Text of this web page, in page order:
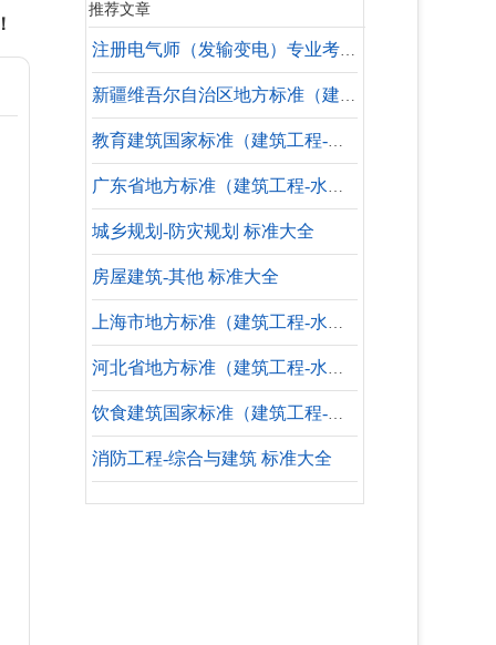
推荐文章
注册电气师（发输变电）专业考试 规范合集
新疆维吾尔自治区地方标准（建筑工程-水暖专业-失效标准）
教育建筑国家标准（建筑工程-水暖专业）
广东省地方标准（建筑工程-水暖专业-参考标准）
城乡规划-防灾规划 标准大全
房屋建筑-其他 标准大全
上海市地方标准（建筑工程-水暖专业-设计依据）
河北省地方标准（建筑工程-水暖专业-参考标准）
饮食建筑国家标准（建筑工程-水暖专业）
消防工程-综合与建筑 标准大全